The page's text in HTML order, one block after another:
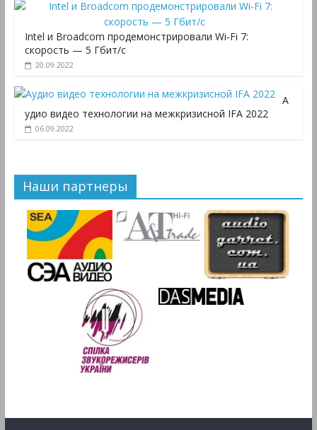
Intel и Broadcom продемонстрировали Wi-Fi 7:
скорость — 5 Гбит/с
20.09.2022
А
удио видео технологии на межкризисной IFA 2022
06.09.2022
Наши партнеры